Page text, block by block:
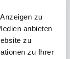
zu
anbieten
zu
zu Ihrer